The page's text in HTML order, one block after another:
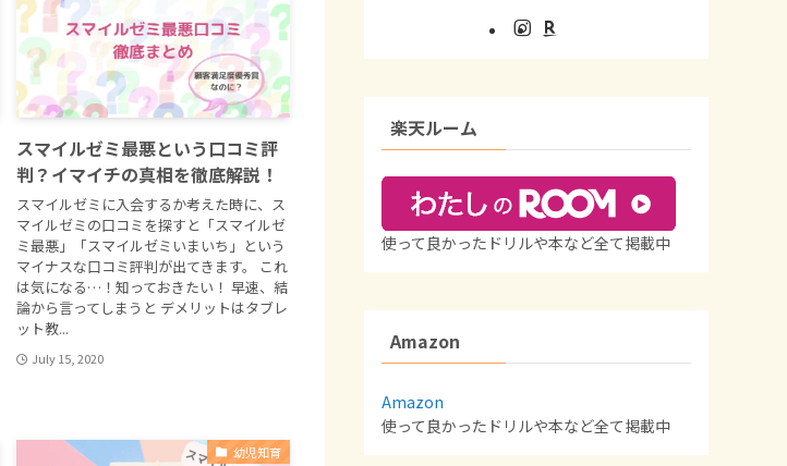
スマイルゼミ最悪という口コミ評
判？イマイチの真相を徹底解説！
スマイルゼミに入会するか考えた時に、ス
マイルゼミの口コミを探すと「スマイルゼ
ミ最悪」「スマイルゼミいまいち」という
マイナスな口コミ評判が出てきます。 これ
は気になる…！知っておきたい！ 早速、結
論から言ってしまうと デメリットはタブレ
ット教...
July 15, 2020
幼児知育
楽天ルーム
使って良かったドリルや本など全て掲載中
Amazon
Amazon
使って良かったドリルや本など全て掲載中